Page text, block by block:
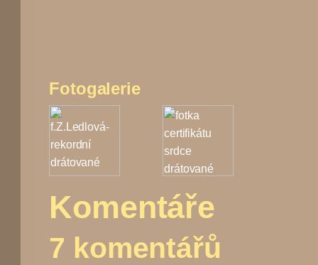
Fotogalerie
Komentáře
7 komentářů